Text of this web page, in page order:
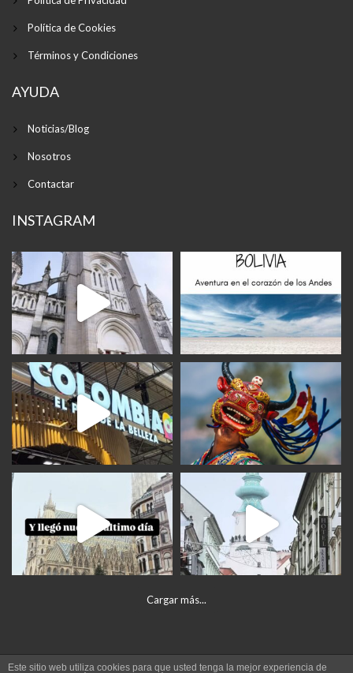
Política de Cookies
Términos y Condiciones
AYUDA
Noticias/Blog
Nosotros
Contactar
INSTAGRAM
Cargar más...
Este sitio web utiliza cookies para que usted tenga la mejor experiencia de